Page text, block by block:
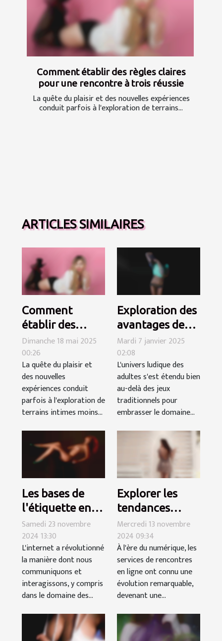
Comment établir des règles claires
pour une rencontre à trois réussie
La quête du plaisir et des nouvelles expériences
conduit parfois à l'exploration de terrains...
ARTICLES SIMILAIRES
Comment
établir des
règles claires
pour une
rencontre à
trois réussie
Dimanche 18 mai 2025
00:26
La quête du plaisir et
des nouvelles
expériences conduit
parfois à l'exploration de
terrains intimes moins...
Exploration des
avantages des
jeux pour
adultes en ligne
et gratuits
Mardi 7 janvier 2025
02:08
L'univers ludique des
adultes s'est étendu bien
au-delà des jeux
traditionnels pour
embrasser le domaine...
Les bases de
l'étiquette en
ligne pour des
rencontres
trans
respectueuses
Samedi 23 novembre
2024 13:30
L'internet a révolutionné
la manière dont nous
communiquons et
interagissons, y compris
dans le domaine des...
Explorer les
tendances
modernes dans
les services de
rencontres en
ligne
Mercredi 13 novembre
2024 09:34
À l'ère du numérique, les
services de rencontres
en ligne ont connu une
évolution remarquable,
devenant une...